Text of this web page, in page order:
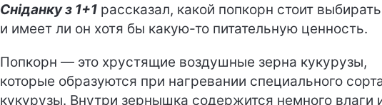
Сніданку з 1+1 рассказал, какой попкорн стоит выбирать
и имеет ли он хотя бы какую-то питательную ценность.
Попкорн — это хрустящие воздушные зерна кукурузы,
которые образуются при нагревании специального
кукурузы. Внутри зернышка содержится немного влаги